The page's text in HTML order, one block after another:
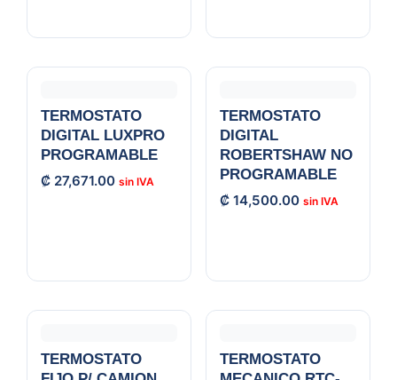
TERMOSTATO
DIGITAL LUXPRO
PROGRAMABLE
₡ 27,671.00
TERMOSTATO
DIGITAL
ROBERTSHAW NO
PROGRAMABLE
₡ 14,500.00
TERMOSTATO
TERMOSTATO